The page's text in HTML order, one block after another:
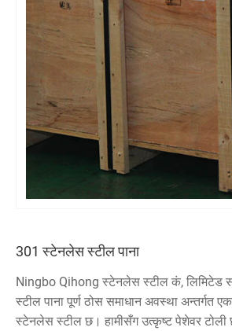
301 स्टेनलेस स्टील पाना
Ningbo Qihong स्टेनलेस स्टील कं, लिमिटेड
स्टील पाना पूर्ण ठोस समाधान अवस्था
स्टेनलेस स्टील छ। हामीसँग उत्कृष्ट पेशेवर